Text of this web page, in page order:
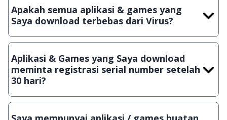
crack, patch atau semacamnya.
Apakah semua aplikasi & games yang
Saya download terbebas dari Virus?
Ya, JalanTikus selalu melakukan scanning dengan 3 jenis
suatu aplikasi atau games, sehingga bisa dijamin 100%
terbebas dari virus.
Aplikasi & Games yang Saya download
meminta registrasi serial number setelah
30 hari?
Meskipun dibagikan secara gratis, namun ada beberapa